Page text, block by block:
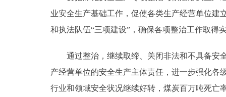
业安全生产基础工作，促使各类生产经营单位建
和执法队伍“三项建设”，确保各项整治工作取得
通过整治，继续取缔、关闭非法和不具备安全
产经营单位的安全生产主体责任，进一步强化各
行业和领域安全状况继续好转，煤炭百万吨死亡